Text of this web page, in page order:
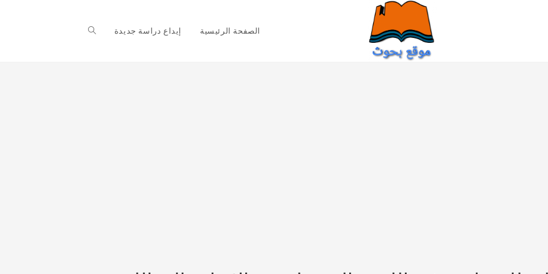
الصفحة الرئيسية إيداع دراسة جديدة Toggle